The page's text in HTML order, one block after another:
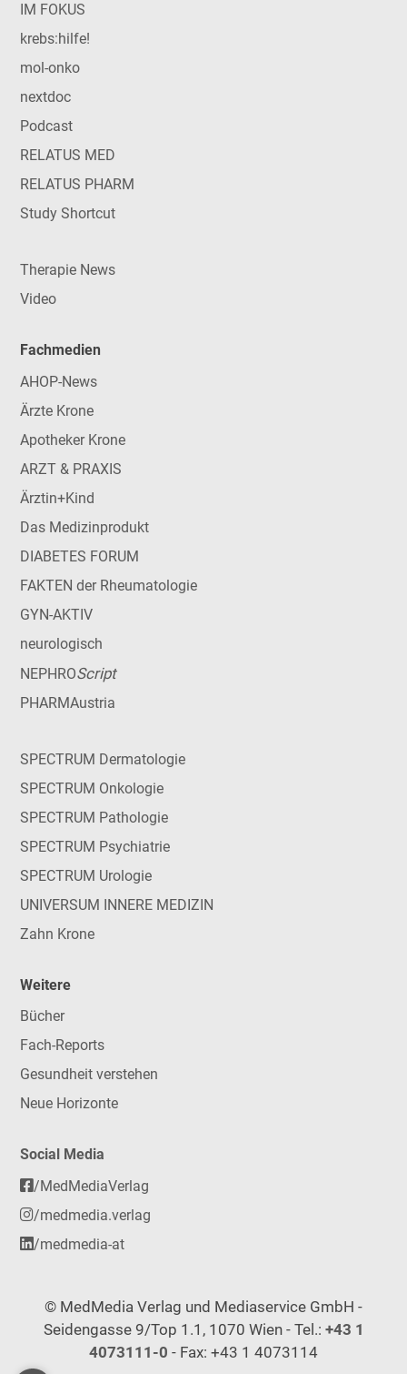
IM FOKUS
krebs:hilfe!
mol-onko
nextdoc
Podcast
RELATUS MED
RELATUS PHARM
Study Shortcut
Therapie News
Video
Fachmedien
AHOP-News
Ärzte Krone
Apotheker Krone
ARZT & PRAXIS
Ärztin+Kind
Das Medizinprodukt
DIABETES FORUM
FAKTEN der Rheumatologie
GYN-AKTIV
neurologisch
NEPHROScript
PHARMAustria
SPECTRUM Dermatologie
SPECTRUM Onkologie
SPECTRUM Pathologie
SPECTRUM Psychiatrie
SPECTRUM Urologie
UNIVERSUM INNERE MEDIZIN
Zahn Krone
Weitere
Bücher
Fach-Reports
Gesundheit verstehen
Neue Horizonte
Social Media
/MedMediaVerlag
/medmedia.verlag
/medmedia-at
© MedMedia Verlag und Mediaservice GmbH -
Seidengasse 9/Top 1.1, 1070 Wien - Tel.: +43 1
4073111-0 - Fax: +43 1 4073114